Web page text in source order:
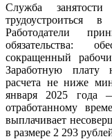
Служба
трудоустроиться в
Работодатели
обязательства:
сокращенный
Заработную плату
расчета не ниже
января 2025 года
отработанному
выплачивает
в размере 2 293